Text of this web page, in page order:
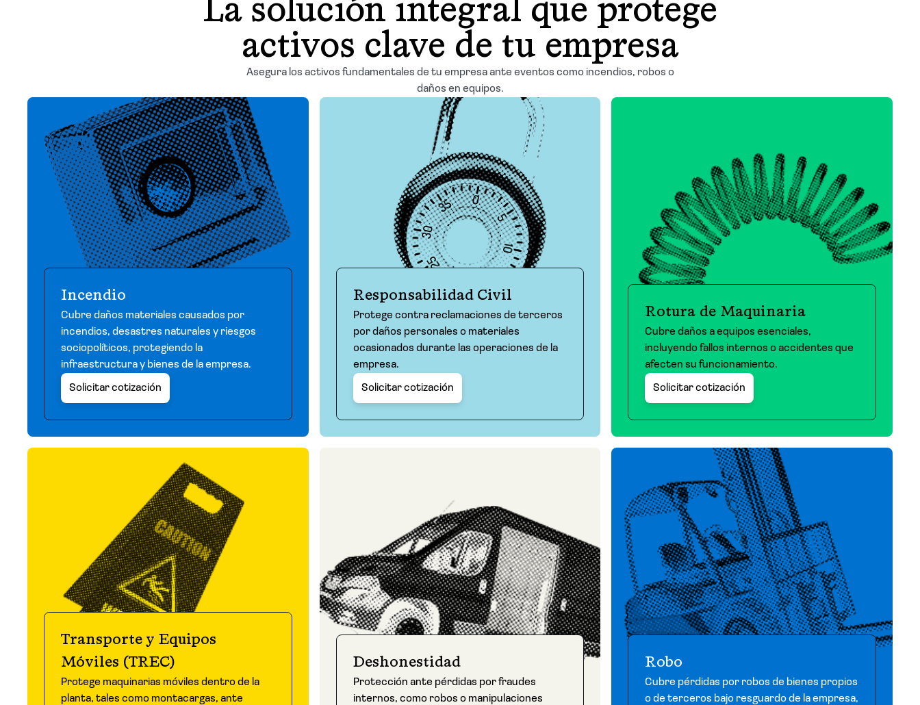
La solución integral que protege
activos clave de tu empresa
Asegura los activos fundamentales de tu empresa ante eventos como incendios, robos o
daños en equipos.
Incendio
Cubre daños materiales causados por
incendios, desastres naturales y riesgos
sociopolíticos, protegiendo la
infraestructura y bienes de la empresa.
Solicitar cotización
Responsabilidad Civil
Protege contra reclamaciones de terceros
por daños personales o materiales
ocasionados durante las operaciones de la
empresa.
Solicitar cotización
Rotura de Maquinaria
Cubre daños a equipos esenciales,
incluyendo fallos internos o accidentes que
afecten su funcionamiento.
Solicitar cotización
Transporte y Equipos
Móviles (TREC)
Protege maquinarias móviles dentro de la
planta, tales como montacargas, ante
Deshonestidad
Protección ante pérdidas por fraudes
internos, como robos o manipulaciones
Robo
Cubre pérdidas por robos de bienes propios
o de terceros bajo resguardo de la empresa,